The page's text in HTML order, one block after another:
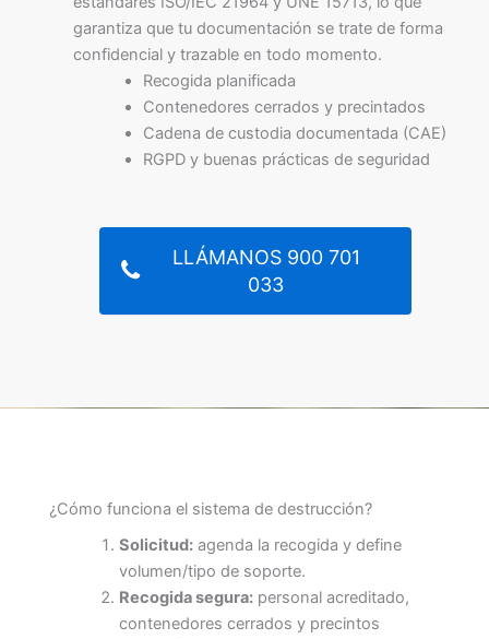
garantiza que tu documentación se trate de forma
confidencial y trazable en todo momento.
Recogida planificada
Contenedores cerrados y precintados
Cadena de custodia documentada (CAE)
RGPD y buenas prácticas de seguridad
LLÁMANOS 900 701
033
¿Cómo funciona el sistema de destrucción?
Solicitud:agenda la recogida y define
volumen/tipo de soporte.
Recogida segura:personal acreditado,
contenedores cerrados y precintos